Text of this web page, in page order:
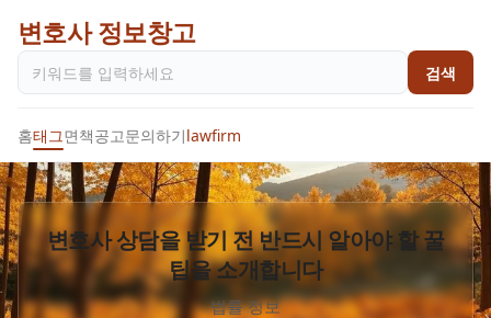
변호사 정보창고
검색
홈태그면책공고문의하기lawfirm
변호사 상담을 받기 전 반드시 알아야 할 꿀
팁을 소개합니다
법률 정보